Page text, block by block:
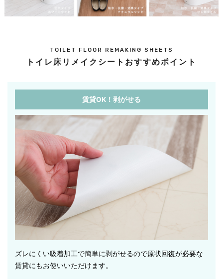
TOILET FLOOR REMAKING SHEETS
トイレ床リメイクシートおすすめポイント
賃貸OK！剥がせる
ズレにくい吸着加工で簡単に剥がせるので原状回復が必要な
賃貸にもお使いいただけます。